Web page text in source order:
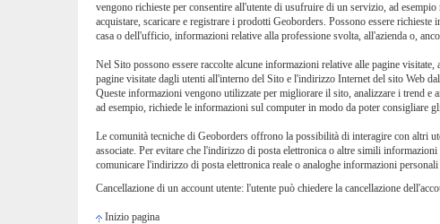
vengono richieste per consentire all'utente di usufruire di un servizio, ad
acquistare, scaricare e registrare i prodotti Geoborders. Possono essere
casa o dell'ufficio, informazioni relative alla professione svolta, all'azienda o,
Nel Sito possono essere raccolte alcune informazioni relative alle pagine
pagine visitate dagli utenti all'interno del Sito e l'indirizzo Internet del sito Web
Queste informazioni vengono utilizzate per migliorare il sito, analizzare i trend
ad esempio, richiede le informazioni sul computer in modo da poter consigliare
Le comunità tecniche di Geoborders offrono la possibilità di interagire con altri
associate. Per evitare che l'indirizzo di posta elettronica o altre simili
comunicare l'indirizzo di posta elettronica reale o analoghe informazioni
Cancellazione di un account utente: l'utente può chiedere la cancellazione
Inizio pagina